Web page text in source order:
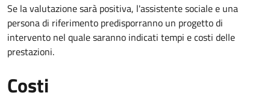
Se la valutazione sarà positiva, l'assistente sociale e una
persona di riferimento predisporranno un progetto di
intervento nel quale saranno indicati tempi e costi delle
prestazioni.
Costi